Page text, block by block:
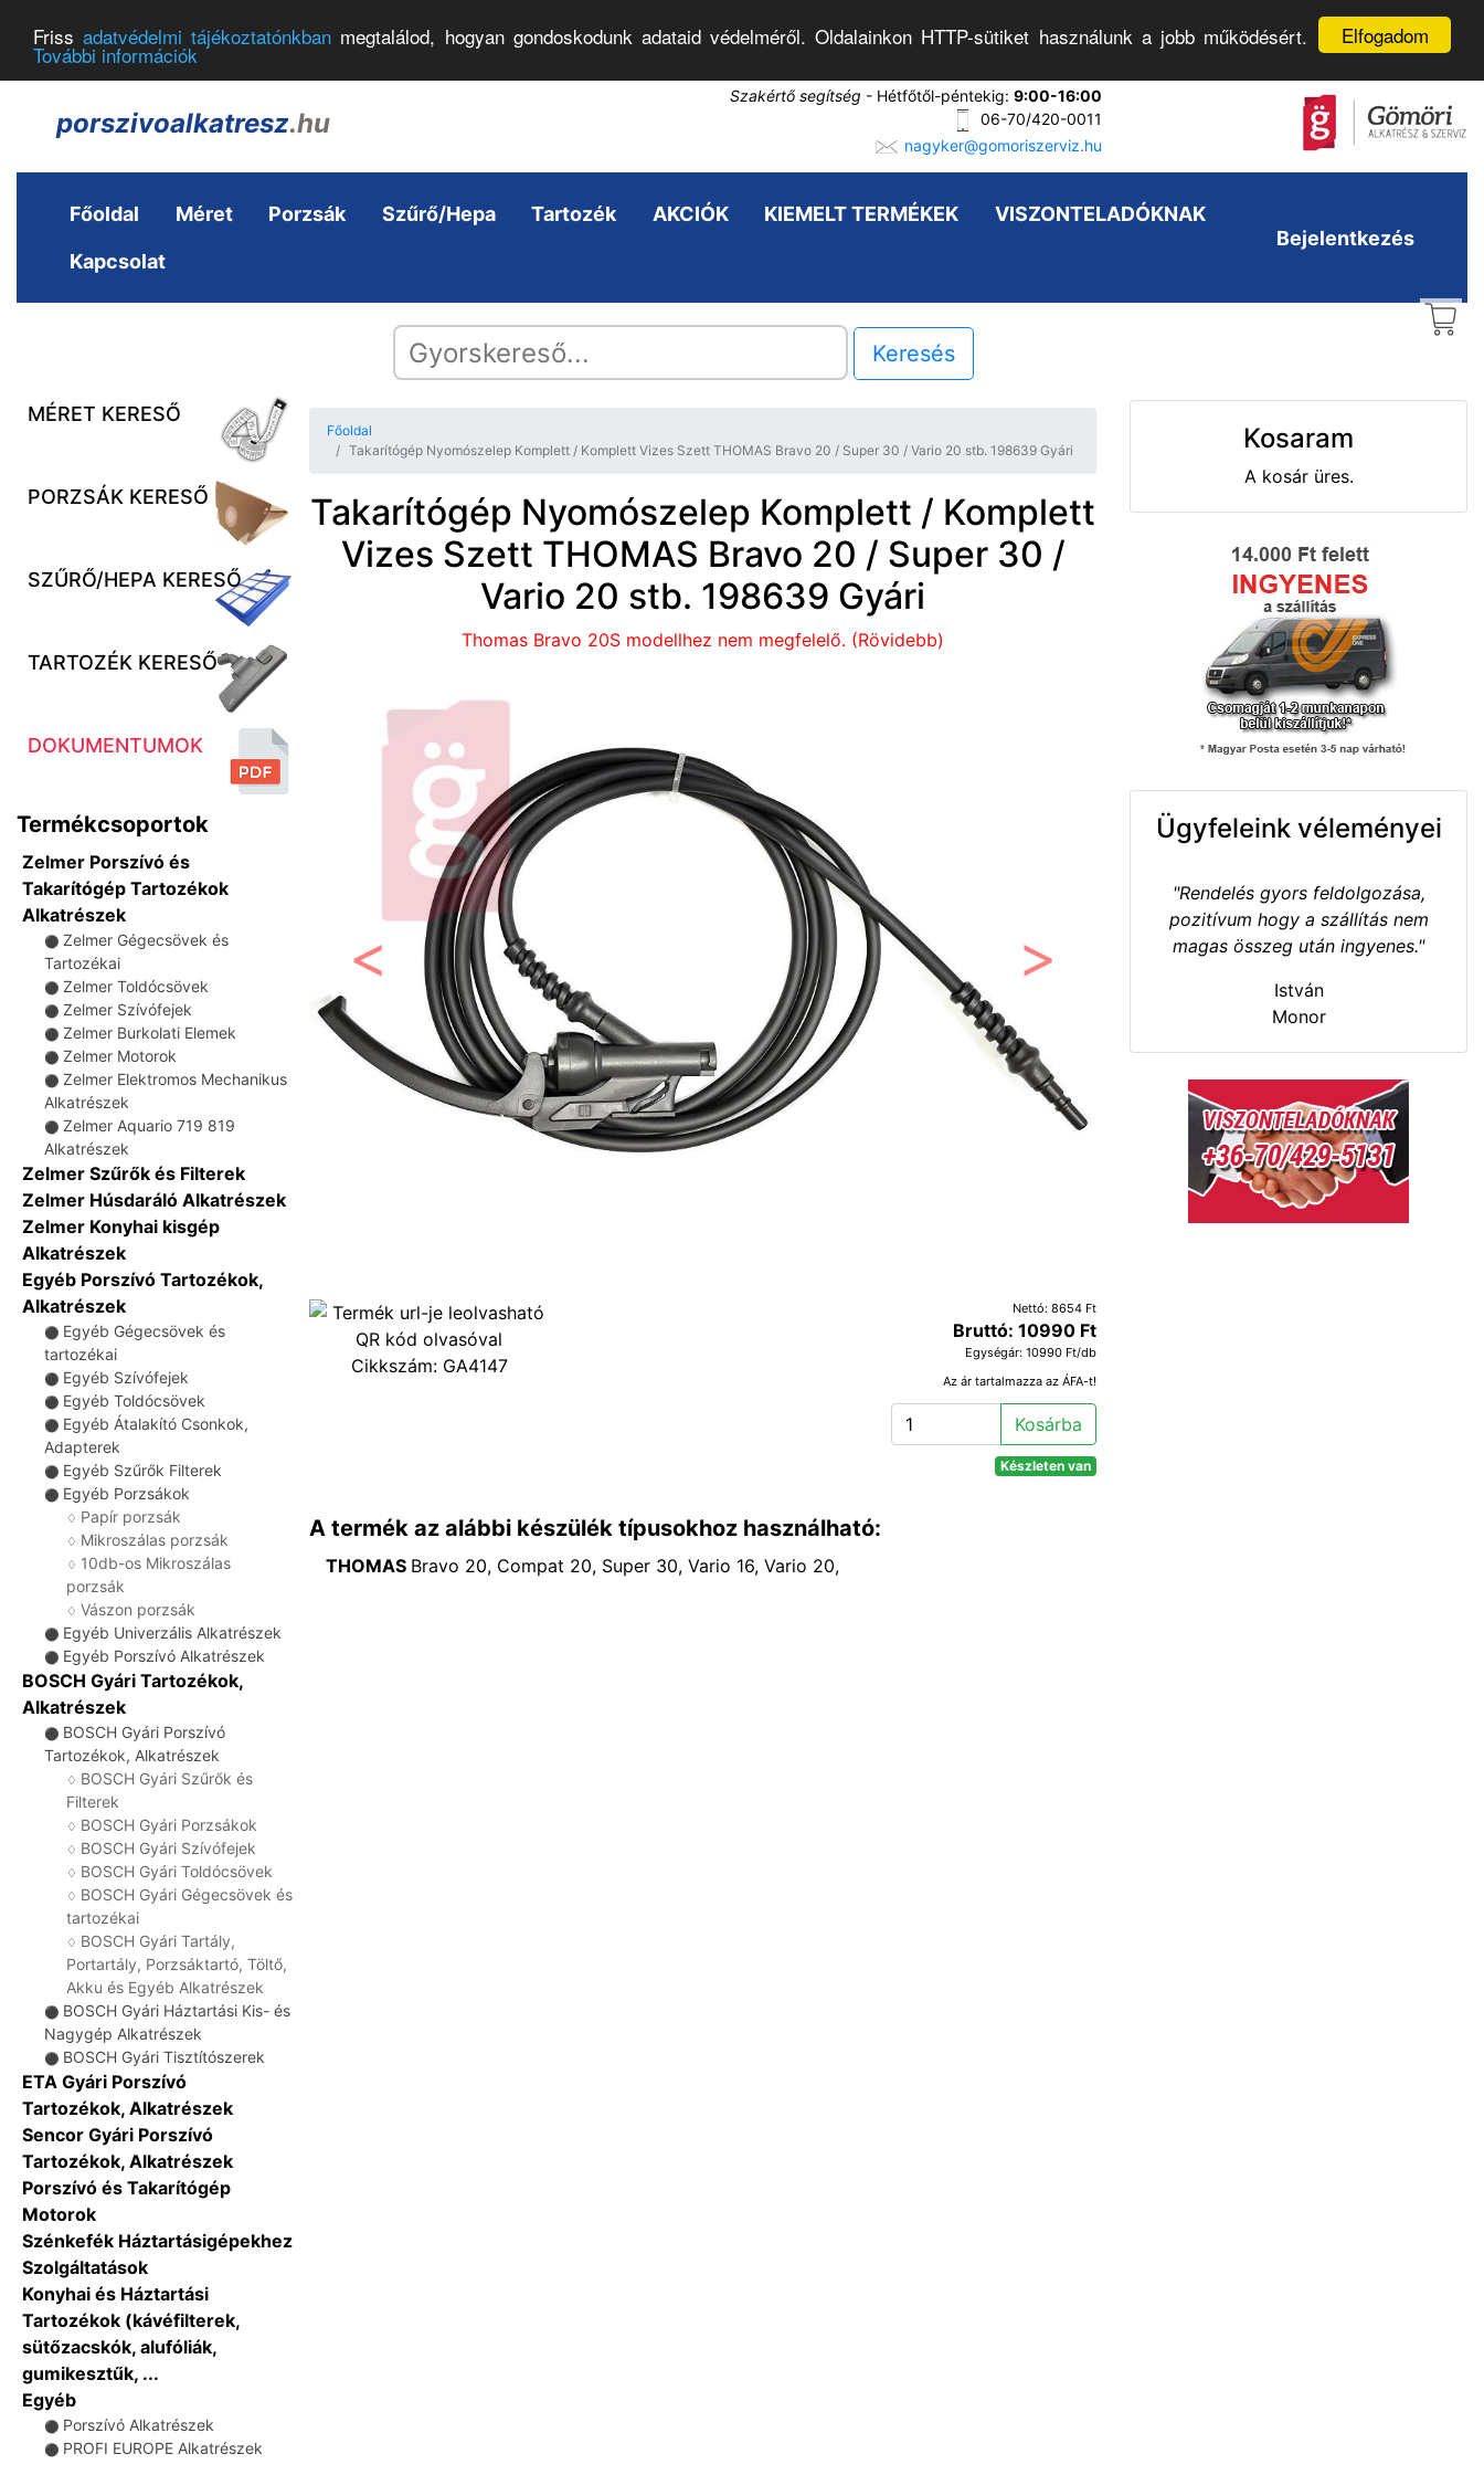
Elfogadom
Frissadatvédelmi tájékoztatónkban megtalálod, hogyan gondoskodunk adataid védelméről. Oldalainkon HTTP-sütiket használunk a jobb működésért.
További információk
porszivoalkatresz.hu
Szakértő segítség - Hétfőtől-péntekig: 9:00-16:00
06-70/420-0011
nagyker@gomoriszerviz.hu
Főoldal Méret Porzsák Szűrő/Hepa Tartozék AKCIÓK KIEMELT TERMÉKEK VISZONTELADÓKNAK
Kapcsolat
Bejelentkezés
Keresés
MÉRET KERESŐ
PORZSÁK KERESŐ
SZŰRŐ/HEPA KERESŐ
TARTOZÉK KERESŐ
DOKUMENTUMOK
Termékcsoportok
Zelmer Porszívó és
Takarítógép Tartozékok
Alkatrészek
⚫ Zelmer Gégecsövek és
Tartozékai
⚫ Zelmer Toldócsövek
⚫ Zelmer Szívófejek
⚫ Zelmer Burkolati Elemek
⚫ Zelmer Motorok
⚫ Zelmer Elektromos Mechanikus
Alkatrészek
⚫ Zelmer Aquario 719 819
Alkatrészek
Zelmer Szűrők és Filterek
Zelmer Húsdaráló Alkatrészek
Zelmer Konyhai kisgép
Alkatrészek
Egyéb Porszívó Tartozékok,
Alkatrészek
⚫ Egyéb Gégecsövek és
tartozékai
⚫ Egyéb Szívófejek
⚫ Egyéb Toldócsövek
⚫ Egyéb Átalakító Csonkok,
Adapterek
⚫ Egyéb Szűrők Filterek
⚫ Egyéb Porzsákok
♢ Papír porzsák
♢ Mikroszálas porzsák
♢ 10db-os Mikroszálas
porzsák
♢ Vászon porzsák
⚫ Egyéb Univerzális Alkatrészek
⚫ Egyéb Porszívó Alkatrészek
BOSCH Gyári Tartozékok,
Alkatrészek
⚫ BOSCH Gyári Porszívó
Tartozékok, Alkatrészek
♢ BOSCH Gyári Szűrők és
Filterek
♢ BOSCH Gyári Porzsákok
♢ BOSCH Gyári Szívófejek
♢ BOSCH Gyári Toldócsövek
♢ BOSCH Gyári Gégecsövek és
tartozékai
♢ BOSCH Gyári Tartály,
Portartály, Porzsáktartó, Töltő,
Akku és Egyéb Alkatrészek
⚫ BOSCH Gyári Háztartási Kis- és
Nagygép Alkatrészek
⚫ BOSCH Gyári Tisztítószerek
ETA Gyári Porszívó
Tartozékok, Alkatrészek
Sencor Gyári Porszívó
Tartozékok, Alkatrészek
Porszívó és Takarítógép
Motorok
Szénkefék Háztartásigépekhez
Szolgáltatások
Konyhai és Háztartási
Tartozékok (kávéfilterek,
sütőzacskók, alufóliák,
gumikesztűk, ...
Egyéb
⚫ Porszívó Alkatrészek
⚫ PROFI EUROPE Alkatrészek
Főoldal
Takarítógép Nyomószelep Komplett / Komplett Vizes Szett THOMAS Bravo 20 / Super 30 / Vario 20 stb. 198639 Gyári
Takarítógép Nyomószelep Komplett / Komplett
Vizes Szett THOMAS Bravo 20 / Super 30 /
Vario 20 stb. 198639 Gyári
Thomas Bravo 20S modellhez nem megfelelő. (Rövidebb)
Előző
Cikkszám: GA4147
Nettó: 8654 Ft
Bruttó: 10990 Ft
Egységár: 10990 Ft/db
Az ár tartalmazza az ÁFA-t!
Kosárba
Készleten van
A termék az alábbi készülék típusokhoz használható:
THOMAS Bravo 20, Compat 20, Super 30, Vario 16, Vario 20,
Kosaram
A kosár üres.
Ügyfeleink véleményei
"Rendelés gyors feldolgozása,
pozitívum hogy a szállítás nem
magas összeg után ingyenes."
István
Monor